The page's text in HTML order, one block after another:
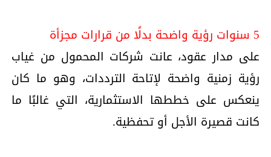
5 سنوات رؤية واضحة بدلًا من قرارات مجزأة
على مدار عقود، عانت شركات المحمول من غياب
رؤية زمنية واضحة لإتاحة الترددات، وهو ما كان
ينعكس على خططها الاستثمارية، التي غالبًا ما
كانت قصيرة الأجل أو تحفظية.